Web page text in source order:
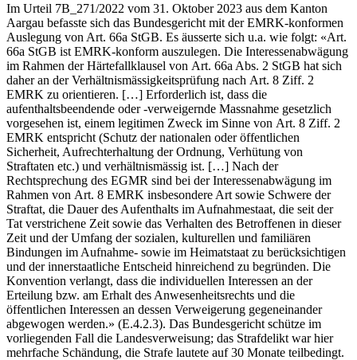
Im Urteil 7B_271/2022 vom 31. Oktober 2023 aus dem Kanton
Aargau befasste sich das Bundesgericht mit der EMRK-konformen
Auslegung von Art. 66a StGB. Es äusserte sich u.a. wie folgt: «Art.
66a StGB ist EMRK-konform auszulegen. Die Interessenabwägung
im Rahmen der Härtefallklausel von Art. 66a Abs. 2 StGB hat sich
daher an der Verhältnismässigkeitsprüfung nach Art. 8 Ziff. 2
EMRK zu orientieren. […] Erforderlich ist, dass die
aufenthaltsbeendende oder -verweigernde Massnahme gesetzlich
vorgesehen ist, einem legitimen Zweck im Sinne von Art. 8 Ziff. 2
EMRK entspricht (Schutz der nationalen oder öffentlichen
Sicherheit, Aufrechterhaltung der Ordnung, Verhütung von
Straftaten etc.) und verhältnismässig ist. […] Nach der
Rechtsprechung des EGMR sind bei der Interessenabwägung im
Rahmen von Art. 8 EMRK insbesondere Art sowie Schwere der
Straftat, die Dauer des Aufenthalts im Aufnahmestaat, die seit der
Tat verstrichene Zeit sowie das Verhalten des Betroffenen in dieser
Zeit und der Umfang der sozialen, kulturellen und familiären
Bindungen im Aufnahme- sowie im Heimatstaat zu berücksichtigen
und der innerstaatliche Entscheid hinreichend zu begründen. Die
Konvention verlangt, dass die individuellen Interessen an der
Erteilung bzw. am Erhalt des Anwesenheitsrechts und die
öffentlichen Interessen an dessen Verweigerung gegeneinander
abgewogen werden.» (E.4.2.3). Das Bundesgericht schütze im
vorliegenden Fall die Landesverweisung; das Strafdelikt war hier
mehrfache Schändung, die Strafe lautete auf 30 Monate teilbedingt.